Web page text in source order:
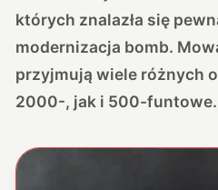
których znalazła się
modernizacja bomb.
przyjmują wiele różnych
2000-, jak i 500-funtowe.